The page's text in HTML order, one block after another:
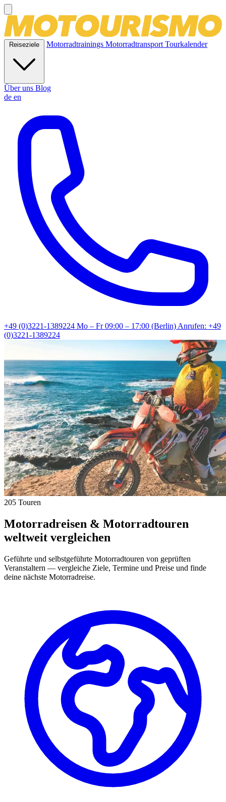
Reiseziele Motorradtrainings MotorradtransportTourkalender
Über uns Blog
de en
+49 (0)3221-1389224 Mo – Fr 09:00 – 17:00 (Berlin)Anrufen: +49
(0)3221-1389224
205 Touren
Motorradreisen & Motorradtouren
weltweit vergleichen
Geführte und selbstgeführte Motorradtouren von geprüften
Veranstaltern — vergleiche Ziele, Termine und Preise und finde
deine nächste Motorradreise.